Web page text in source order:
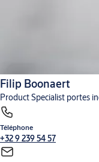
Filip Boonaert
Product Specialist portes
Téléphone
+32 9 239 54 57